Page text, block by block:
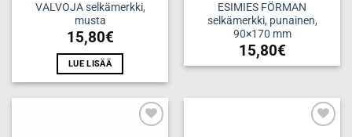
VALVOJA selkämerkki,
musta
15,80€
LUE LISÄÄ
ESIMIES FÖRMAN
selkämerkki, punainen,
90×170 mm
15,80€